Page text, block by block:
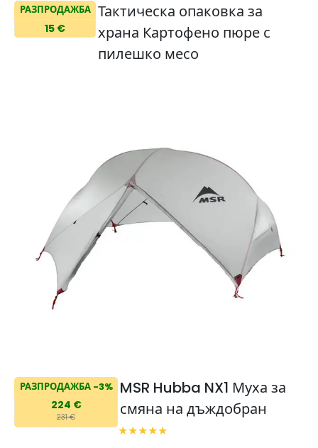
РАЗПРОДАЖБА
15 €
Тактическа опаковка за
храна Картофено пюре с
пилешко месо
РАЗПРОДАЖБА -3%
224 €
231 €
MSR Hubba NX1 Муха за
смяна на дъждобран